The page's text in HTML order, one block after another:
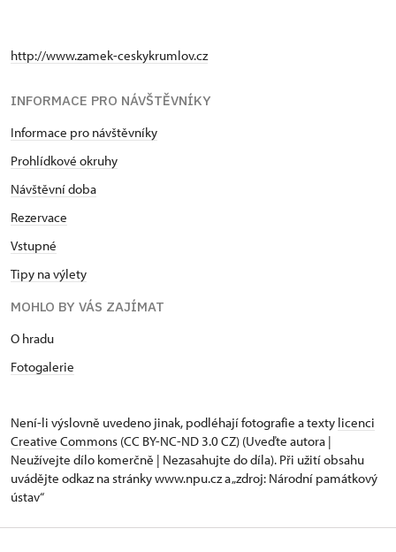
http://www.zamek-ceskykrumlov.cz
INFORMACE PRO NÁVŠTĚVNÍKY
Informace pro návštěvníky
Prohlídkové okruhy
Návštěvní doba
Rezervace
Vstupné
Tipy na výlety
MOHLO BY VÁS ZAJÍMAT
O hradu
Fotogalerie
Není-li výslovně uvedeno jinak, podléhají fotografie a texty licenci
Creative Commons (CC BY-NC-ND 3.0 CZ) (Uveďte autora |
Neužívejte dílo komerčně | Nezasahujte do díla). Při užití obsahu
uvádějte odkaz na stránky www.npu.cz a „zdroj: Národní památkový
ústav“